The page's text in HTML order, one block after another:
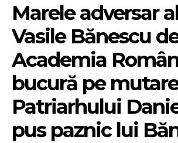
Marele adversar
Vasile Bănescu
Academia
bucură pe
Patriarhului
pus paznic lui